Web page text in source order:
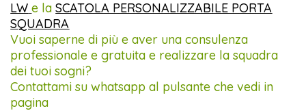
LW e laSCATOLA PERSONALIZZABILE PORTA
SQUADRA
Vuoi saperne di più e aver una consulenza
professionale e gratuita e realizzare la squadra
dei tuoi sogni?
Contattami su whatsapp al pulsante che vedi in
pagina